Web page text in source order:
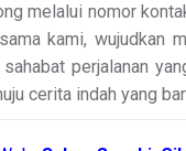
melalui nomor
kami, wujudkan
perjalanan
cerita indah yang